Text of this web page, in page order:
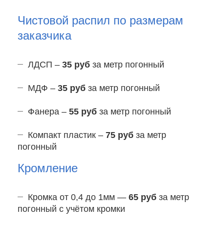
Чистовой распил по размерам
заказчика
ЛДСП – 35 руб за метр погонный
МДФ – 35 руб за метр погонный
Фанера – 55 руб за метр погонный
Компакт пластик – 75 руб за метр
погонный
Кромление
Кромка от 0,4 до 1мм — 65 руб за метр
погонный с учётом кромки